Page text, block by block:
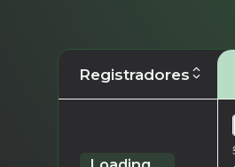
Registradores